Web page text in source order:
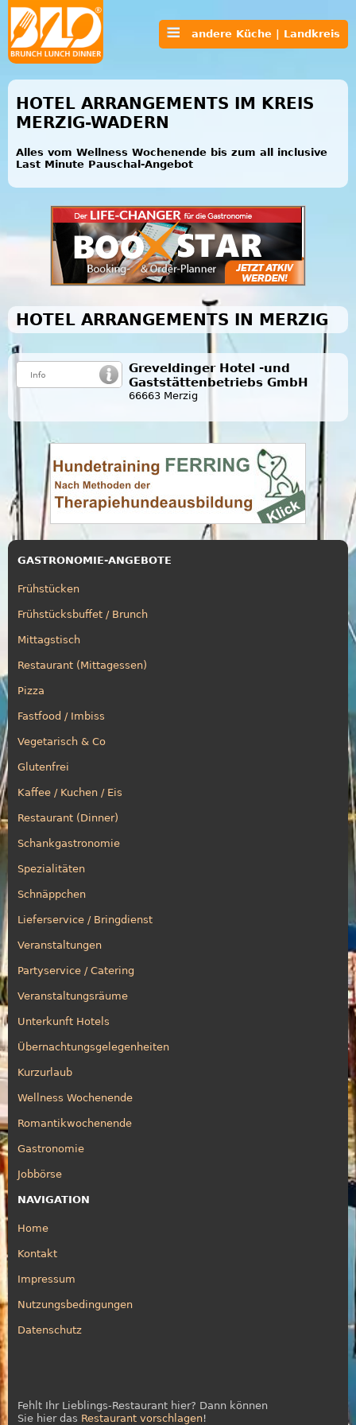
andere Küche | Landkreis
HOTEL ARRANGEMENTS IM KREIS
MERZIG-WADERN
Alles vom Wellness Wochenende bis zum all inclusive
Last Minute Pauschal-Angebot
HOTEL ARRANGEMENTS IN MERZIG
Greveldinger Hotel -und
Gaststättenbetriebs GmbH
66663 Merzig
GASTRONOMIE-ANGEBOTE
Frühstücken
Frühstücksbuffet / Brunch
Mittagstisch
Restaurant (Mittagessen)
Pizza
Fastfood / Imbiss
Vegetarisch & Co
Glutenfrei
Kaffee / Kuchen / Eis
Restaurant (Dinner)
Schankgastronomie
Spezialitäten
Schnäppchen
Lieferservice / Bringdienst
Veranstaltungen
Partyservice / Catering
Veranstaltungsräume
Unterkunft Hotels
Übernachtungsgelegenheiten
Kurzurlaub
Wellness Wochenende
Romantikwochenende
Gastronomie
Jobbörse
NAVIGATION
Home
Kontakt
Impressum
Nutzungsbedingungen
Datenschutz
Fehlt Ihr Lieblings-Restaurant hier? Dann können
Sie hier das Restaurant vorschlagen!